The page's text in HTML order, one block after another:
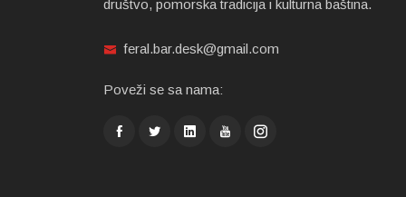
društvo, pomorska tradicija i kulturna baština.
feral.bar.desk@gmail.com
Poveži se sa nama: